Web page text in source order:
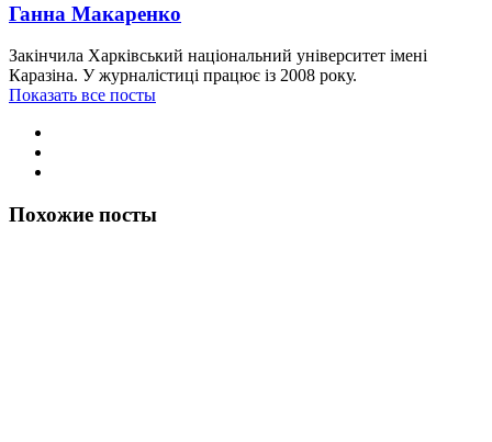
Ганна Макаренко
Закінчила Харківський національний університет імені
Каразіна. У журналістиці працює із 2008 року.
Показать все посты
Похожие посты